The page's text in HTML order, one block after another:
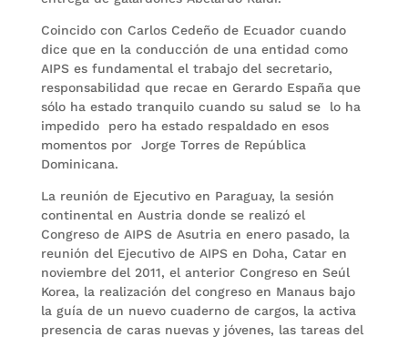
Coincido con Carlos Cedeño de Ecuador cuando
dice que en la conducción de una entidad como
AIPS es fundamental el trabajo del secretario,
responsabilidad que recae en Gerardo España que
sólo ha estado tranquilo cuando su salud se lo ha
impedido pero ha estado respaldado en esos
momentos por Jorge Torres de República
Dominicana.
La reunión de Ejecutivo en Paraguay, la sesión
continental en Austria donde se realizó el
Congreso de AIPS de Asutria en enero pasado, la
reunión del Ejecutivo de AIPS en Doha, Catar en
noviembre del 2011, el anterior Congreso en Seúl
Korea, la realización del congreso en Manaus bajo
la guía de un nuevo cuaderno de cargos, la activa
presencia de caras nuevas y jóvenes, las tareas del